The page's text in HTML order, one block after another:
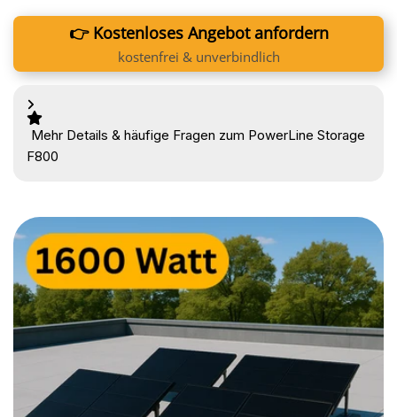
👉 Kostenloses Angebot anfordern
kostenfrei & unverbindlich
Mehr Details & häufige Fragen zum PowerLine Storage
F800